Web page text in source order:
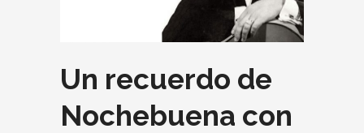
Un recuerdo de
Nochebuena con